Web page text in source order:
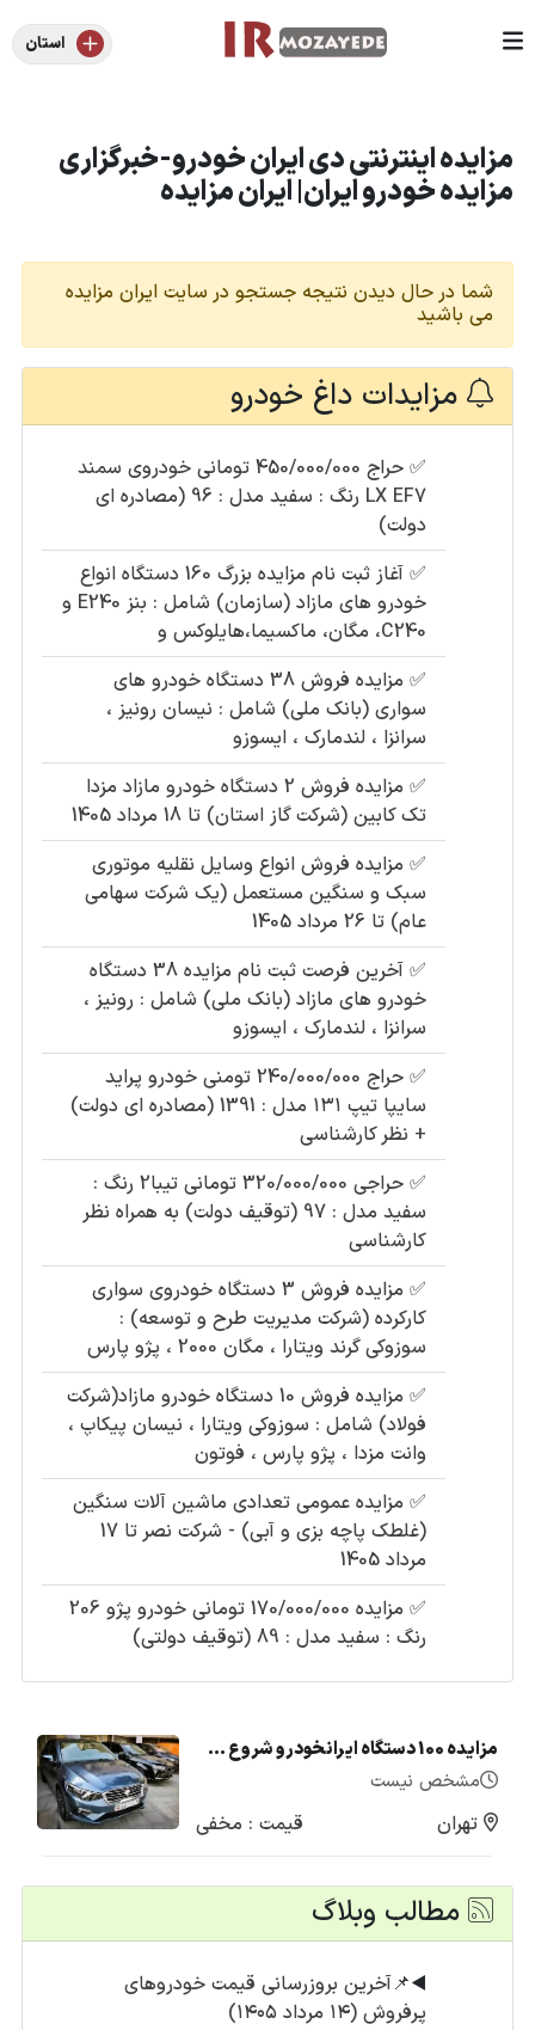
استان
مزایده اینترنتی دی ایران خودرو-خبرگزاری
مزایده خودرو ایران| ایران مزایده
شما در حال دیدن نتیجه جستجو در سایت ایران مزایده
می باشید
مزایدات داغ خودرو
✅
حراج 450/000/000 تومانی خودروی سمند
LX EF7 رنگ : سفید مدل : 96 (مصادره ای
دولت)
✅
آغاز ثبت نام مزایده بزرگ 160 دستگاه انواع
خودرو های مازاد (سازمان) شامل : بنز E240 و
C240، مگان، ماکسیما،هایلوکس و
✅
مزایده فروش 38 دستگاه خودرو های
سواری (بانک ملی) شامل : نیسان رونیز ،
سرانزا ، لندمارک ، ایسوزو
✅
مزایده فروش 2 دستگاه خودرو مازاد مزدا
تک کابین (شرکت گاز استان) تا 18 مرداد 1405
✅ مزایده فروش انواع وسایل نقلیه موتوری
سبک و سنگین مستعمل (یک شرکت سهامی
عام) تا 26 مرداد 1405
✅
آخرین فرصت ثبت نام مزایده 38 دستگاه
خودرو های مازاد (بانک ملی) شامل : رونیز ،
سرانزا ، لندمارک ، ایسوزو
✅
حراج 240/000/000 تومنی خودرو پراید
سایپا تیپ ۱۳۱ مدل : 1391 (مصادره ای دولت)
+ نظر کارشناسی
✅
حراجی 320/000/000 تومانی تیبا2 رنگ :
سفید مدل : 97 (توقیف دولت) به همراه نظر
کارشناسی
✅
مزایده فروش 3 دستگاه خودروی سواری
کارکرده (شرکت مدیریت طرح و توسعه) :
سوزوکی گرند ویتارا ، مگان 2000 ، پژو پارس
✅
مزایده فروش 10 دستگاه خودرو مازاد(شرکت
فولاد) شامل : سوزوکی ویتارا ، نیسان پیکاپ ،
وانت مزدا ، پژو پارس ، فوتون
✅ مزایده عمومی تعدادی ماشین آلات سنگین
(غلطک پاچه بزی و آبی) - شرکت نصر تا 17
مرداد 1405
✅
مزایده 170/000/000 تومانی خودرو پژو 206
رنگ : سفید مدل : 89 (توقیف دولتی)
مزایده 100 دستگاه ایرانخودرو شروع شد + لیست قیمت (تیر1405)
مشخص نیست
تهران قیمت : مخفی
مطالب وبلاگ
◀️📌آخرین بروزرسانی قیمت خودروهای
پرفروش (۱۴ مرداد ۱۴۰۵)